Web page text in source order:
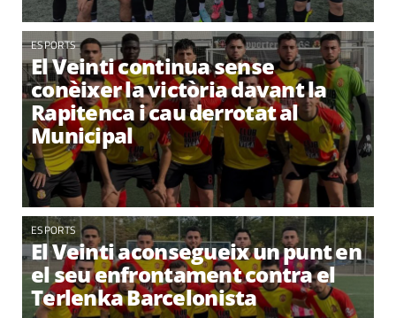
ESPORTS
El Veinti continua sense
conèixer la victòria davant la
Rapitenca i cau derrotat al
Municipal
ESPORTS
El Veinti aconsegueix un punt en
el seu enfrontament contra el
Terlenka Barcelonista